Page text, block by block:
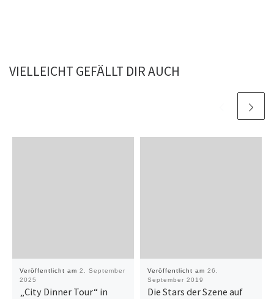
VIELLEICHT GEFÄLLT DIR AUCH
Veröffentlicht am 2. September
2025
„City Dinner Tour“ in
Veröffentlicht am 26.
September 2019
Die Stars der Szene auf